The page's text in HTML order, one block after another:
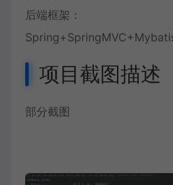
后端框架：
项目截图描述
部分截图